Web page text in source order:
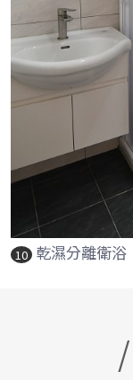
10 乾濕分離衛浴